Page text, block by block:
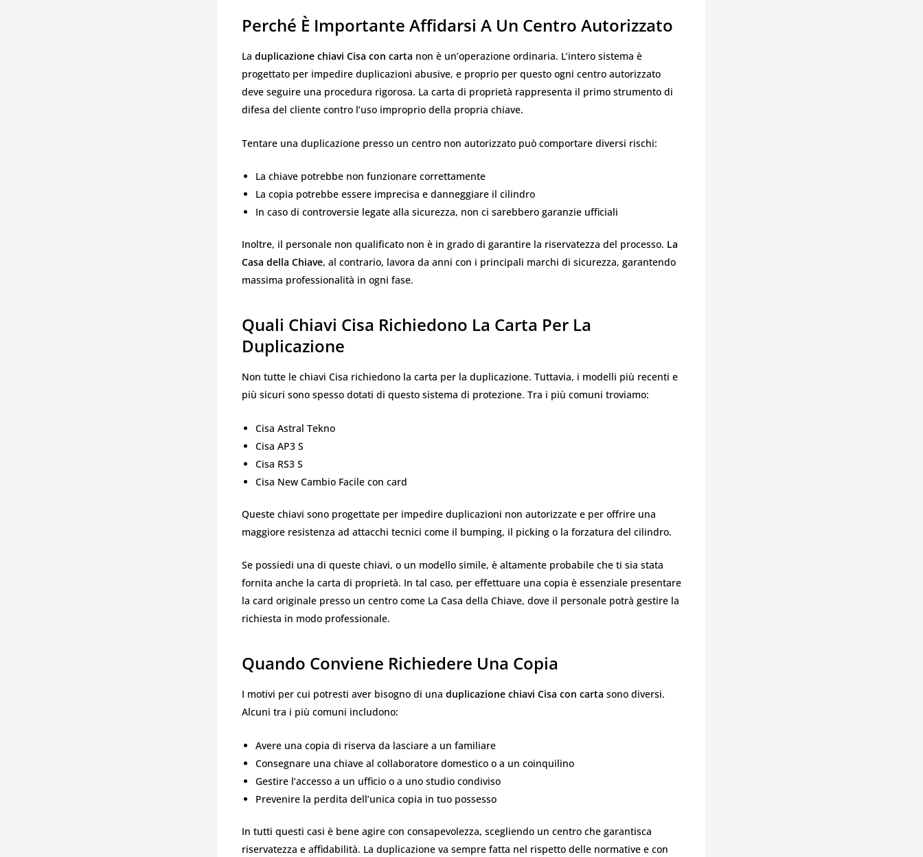
Perché È Importante Affidarsi A Un Centro Autorizzato
La duplicazione chiavi Cisa con carta non è un’operazione ordinaria. L’intero sistema è
progettato per impedire duplicazioni abusive, e proprio per questo ogni centro autorizzato
deve seguire una procedura rigorosa. La carta di proprietà rappresenta il primo strumento di
difesa del cliente contro l’uso improprio della propria chiave.
Tentare una duplicazione presso un centro non autorizzato può comportare diversi rischi:
La chiave potrebbe non funzionare correttamente
La copia potrebbe essere imprecisa e danneggiare il cilindro
In caso di controversie legate alla sicurezza, non ci sarebbero garanzie ufficiali
Inoltre, il personale non qualificato non è in grado di garantire la riservatezza del processo. La
Casa della Chiave, al contrario, lavora da anni con i principali marchi di sicurezza, garantendo
massima professionalità in ogni fase.
Quali Chiavi Cisa Richiedono La Carta Per La
Duplicazione
Non tutte le chiavi Cisa richiedono la carta per la duplicazione. Tuttavia, i modelli più recenti e
più sicuri sono spesso dotati di questo sistema di protezione. Tra i più comuni troviamo:
Cisa Astral Tekno
Cisa AP3 S
Cisa RS3 S
Cisa New Cambio Facile con card
Queste chiavi sono progettate per impedire duplicazioni non autorizzate e per offrire una
maggiore resistenza ad attacchi tecnici come il bumping, il picking o la forzatura del cilindro.
Se possiedi una di queste chiavi, o un modello simile, è altamente probabile che ti sia stata
fornita anche la carta di proprietà. In tal caso, per effettuare una copia è essenziale presentare
la card originale presso un centro come La Casa della Chiave, dove il personale potrà gestire la
richiesta in modo professionale.
Quando Conviene Richiedere Una Copia
I motivi per cui potresti aver bisogno di una duplicazione chiavi Cisa con carta sono diversi.
Alcuni tra i più comuni includono:
Avere una copia di riserva da lasciare a un familiare
Consegnare una chiave al collaboratore domestico o a un coinquilino
Gestire l’accesso a un ufficio o a uno studio condiviso
Prevenire la perdita dell’unica copia in tuo possesso
In tutti questi casi è bene agire con consapevolezza, scegliendo un centro che garantisca
riservatezza e affidabilità. La duplicazione va sempre fatta nel rispetto delle normative e con